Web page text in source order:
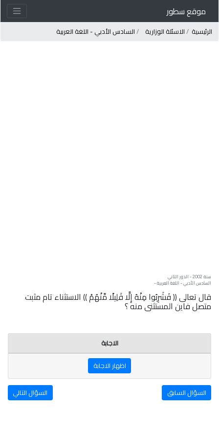
موقع سطور
الرئيسية الاسئلة الوزارية السادس الأدبي - اللغة العربية
سنة: 2002 - الدور الثاني
السادس الأدبي - اللغة العربية -
قال تعالى (( فَشَرِبُوا مِنْهُ إِلَّا قَلِيلًا مِّنْهُمْ )) الاستثناء تام مثبت
متصل فاين المستثنى منه ؟
الاجابة
اظهار الاجابة
السؤال السابق السؤال التالي